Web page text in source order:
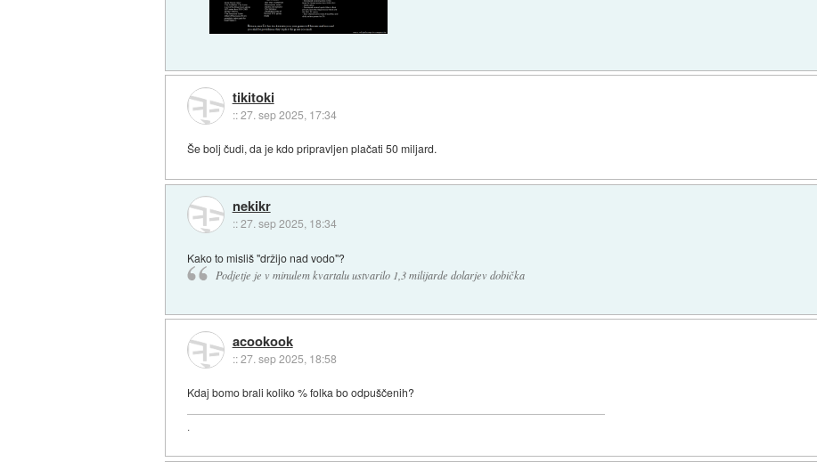
tikitoki
::27. sep 2025, 17:34
Še bolj čudi, da je kdo pripravljen plačati 50 miljard.
nekikr
::27. sep 2025, 18:34
Kako to misliš "držijo nad vodo"?
Podjetje je v minulem kvartalu ustvarilo 1,3 milijarde dolarjev dobička
acookook
::27. sep 2025, 18:58
Kdaj bomo brali koliko % folka bo odpuščenih?
.